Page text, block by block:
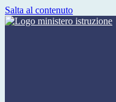
Salta al contenuto